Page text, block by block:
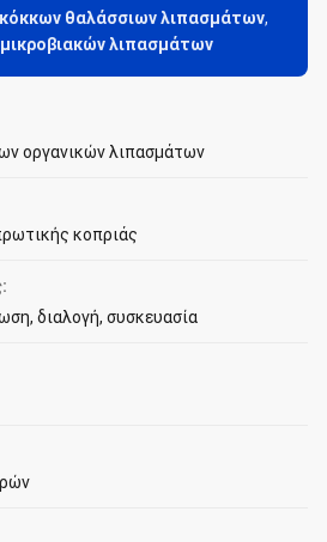
θαλάσσιων λιπασμάτων,
λιπασμάτων
οργανικών λιπασμάτων
κοπριάς
διαλογή, συσκευασία